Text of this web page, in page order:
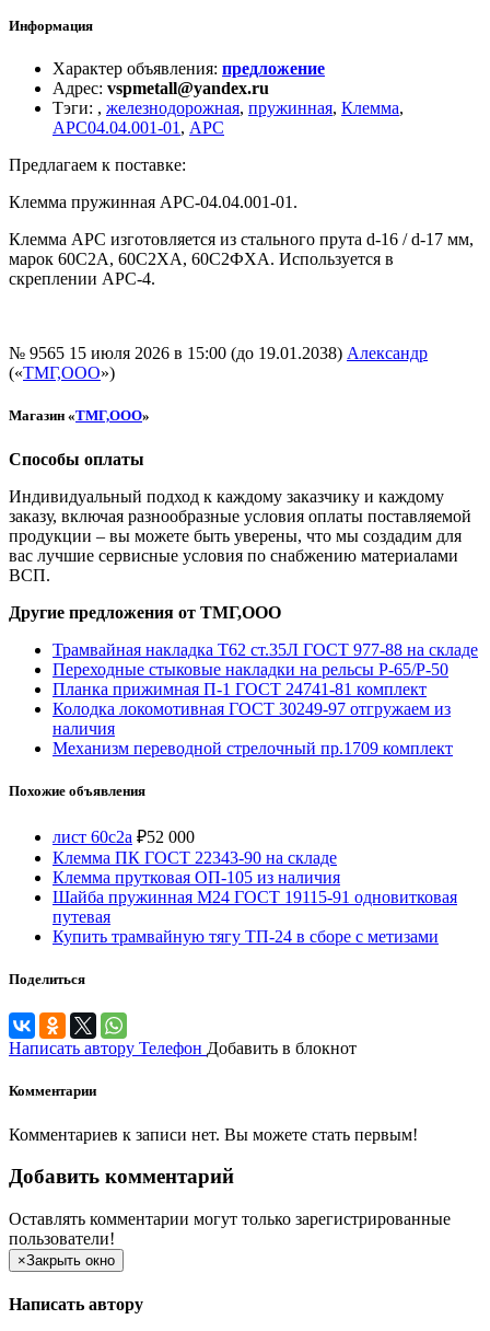
Информация
Характер объявления: предложение
Адрес: vspmetall@yandex.ru
Тэги: , железнодорожная, пружинная, Клемма,
АРС04.04.001-01 , АРС
Предлагаем к поставке:
Клемма пружинная АРС-04.04.001-01.
Клемма АРС изготовляется из стального прута d-16 / d-17 мм,
марок 60С2А, 60С2ХА, 60С2ФХА. Используется в
скреплении АРС-4.
№ 9565 15 июля 2026 в 15:00 (до 19.01.2038) Александр
(«ТМГ,ООО»)
Магазин «ТМГ,ООО»
Способы оплаты
Индивидуальный подход к каждому заказчику и каждому
заказу, включая разнообразные условия оплаты поставляемой
продукции – вы можете быть уверены, что мы создадим для
вас лучшие сервисные условия по снабжению материалами
ВСП.
Другие предложения от ТМГ,ООО
Трамвайная накладка Т62 ст.35Л ГОСТ 977-88 на складе
Переходные стыковые накладки на рельсы Р-65/Р-50
Планка прижимная П-1 ГОСТ 24741-81 комплект
Колодка локомотивная ГОСТ 30249-97 отгружаем из
наличия
Механизм переводной стрелочный пр.1709 комплект
Похожие объявления
лист 60с2а ₽52 000
Клемма ПК ГОСТ 22343-90 на складе
Клемма прутковая ОП-105 из наличия
Шайба пружинная М24 ГОСТ 19115-91 одновитковая
путевая
Купить трамвайную тягу ТП-24 в сборе с метизами
Поделиться
Написать автору Телефон Добавить в блокнот
Комментарии
Комментариев к записи нет. Вы можете стать первым!
Добавить комментарий
Оставлять комментарии могут только зарегистрированные
пользователи!
×Закрыть окно
Написать автору